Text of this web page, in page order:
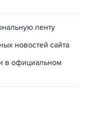
ленту
новостей сайта
в официальном